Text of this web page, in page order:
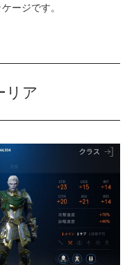
ージです。
リア